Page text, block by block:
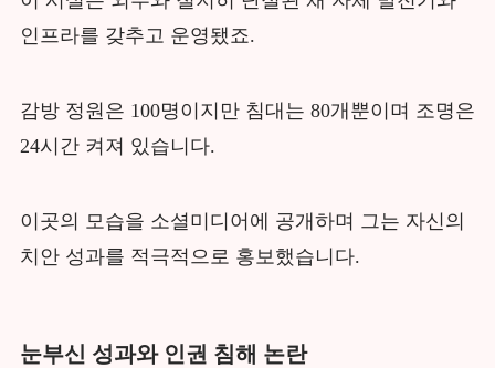
인프라를 갖추고 운영됐죠.
감방 정원은 100명이지만 침대는 80개뿐이며 조명은
24시간 켜져 있습니다.
이곳의 모습을 소셜미디어에 공개하며 그는 자신의
치안 성과를 적극적으로 홍보했습니다.
눈부신 성과와 인권 침해 논란